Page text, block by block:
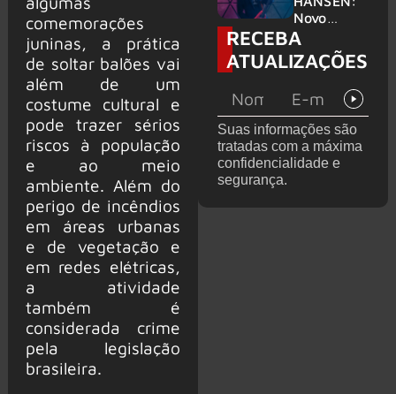
comemorações
juninas, a prática
de soltar balões vai
além de um
costume cultural e
pode trazer sérios
riscos à população
e ao meio
ambiente. Além do
perigo de incêndios
em áreas urbanas
e de vegetação e
em redes elétricas,
a atividade
também é
considerada crime
pela legislação
brasileira.
possibilida
de de
deixar os
palcos
Novo
single
‘Welcome
To Life’ é
RECEBA
ATUALIZAÇÕES
Suas informações são
tratadas com a máxima
confidencialidade e
segurança.